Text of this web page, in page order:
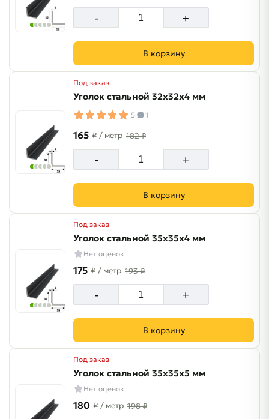
- +
В корзину
Под заказ
Уголок стальной 32х32х4 мм
5 1
165 ₽ / метр 182 ₽
- +
В корзину
Под заказ
Уголок стальной 35х35х4 мм
Нет оценок
175 ₽ / метр 193 ₽
- +
В корзину
Под заказ
Уголок стальной 35х35х5 мм
Нет оценок
180 ₽ / метр 198 ₽